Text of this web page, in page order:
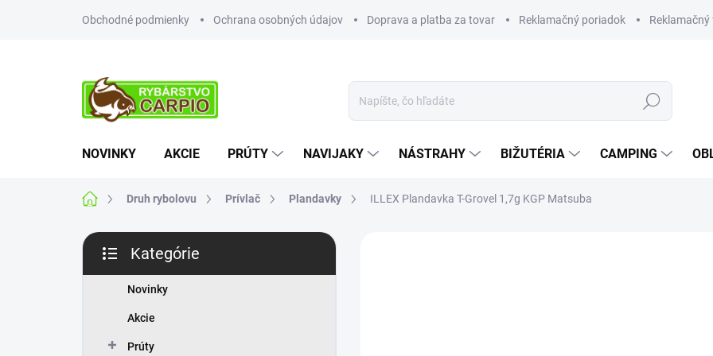
Obchodné podmienky Ochrana osobných údajov Doprava a platba za tovar Reklamačný poriadok
Hľadať
NOVINKY AKCIE PRÚTY NAVIJAKY NÁSTRAHY BIŽUTÉRIA CAMPING
DomovDruh rybolovu Prívlač Plandavky ILLEX Plandavka T-Grovel 1,7g KGP Matsuba
B
č
kategórie
Kategórie
Novinky
Akcie
Prúty